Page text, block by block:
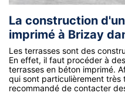
La construction
imprimé à Brizay
Les terrasses sont des
En effet, il faut procéder à
terrasses en béton imprimé.
qui sont particulièrement très
recommandé de contacter